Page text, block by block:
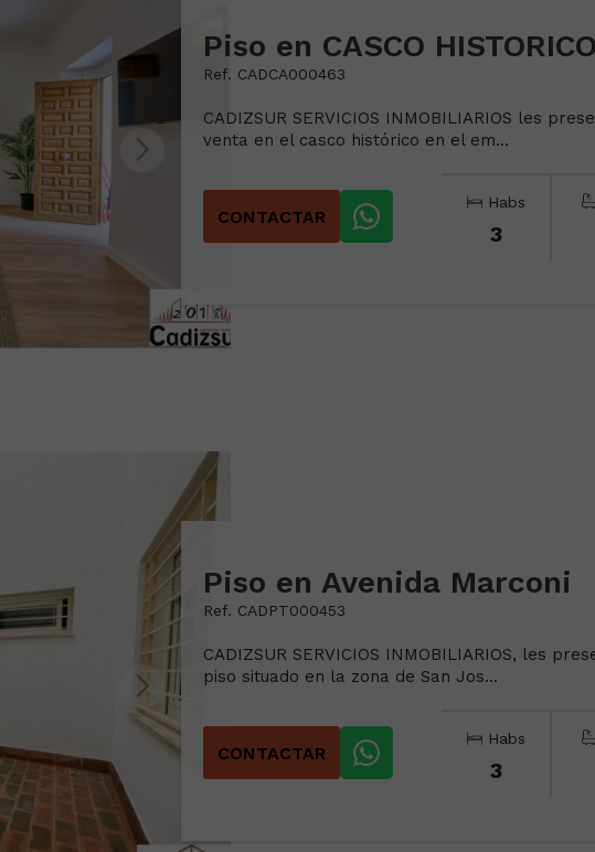
Piso en CASCO HISTORICO
Ref. CADCA000463
CADIZSUR SERVICIOS INMOBILIARIOS les
venta en el casco histórico en el em...
CONTACTAR
Habs
3
Piso en Avenida Marconi
Ref. CADPT000453
CADIZSUR SERVICIOS INMOBILIARIOS, les
piso situado en la zona de San Jos...
CONTACTAR
Habs
3